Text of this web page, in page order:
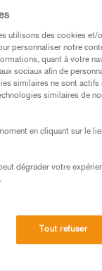
Parties
Trouvez
utilisons des cookies
personnaliser notre
quant à votre
sociaux afin de
similaires ne sont actifs
similaires de
en cliquant sur le
dégrader votre
Tout refuser